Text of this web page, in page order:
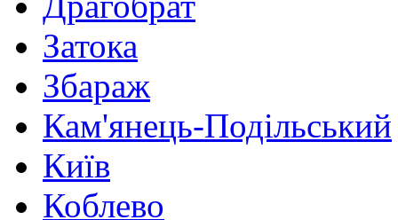
Затока
Збараж
Кам'янець-Подільський
Київ
Коблево